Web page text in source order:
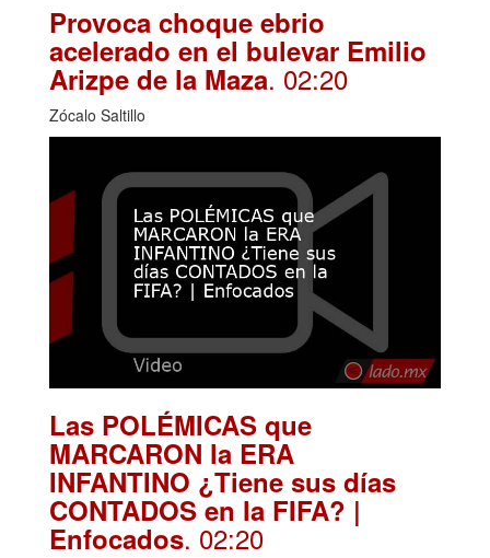
Provoca choque ebrio
acelerado en el bulevar Emilio
Arizpe de la Maza. 02:20
Zócalo Saltillo
Las POLÉMICAS que
MARCARON la ERA
INFANTINO ¿Tiene sus días
CONTADOS en la FIFA? |
Enfocados. 02:20